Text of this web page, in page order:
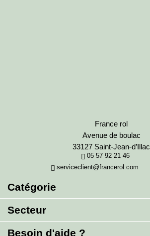
France rol
Avenue de boulac
33127 Saint-Jean-d’Illac
05 57 92 21 46
serviceclient@francerol.com
Catégorie
Secteur
Besoin d'aide ?